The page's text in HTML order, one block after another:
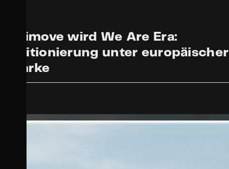
Divimove wird We Are Era:
unter europäischer